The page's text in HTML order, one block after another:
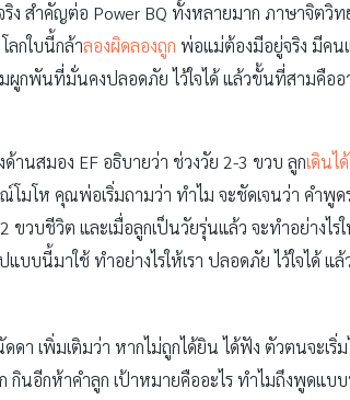
สำคัญต่อ Power BQ ทั้งหลายมาก ภาษาจิตวิทย
ลกใบนี้กล้าลองผิดลองถูก พ่อแม่ต้องมีอยู่จริง มีคน
ผูกพันที่มั่นคงปลอดภัย ไว้ใจได้ แล้วขั้นที่สามคื
นสมอง EF อธิบายว่า ช่วงวัย 2-3 ขวบ ลูกเดินได้
โมโห คุณพ่อเริ่มถามว่า ทำไม จะชัดเจนว่า คำ
ขวบชีวิต และเมื่อลูกเป็นวัยรุ่นแล้ว จะทำอย่างไร
บนี้มาใช้ ทำอย่างไรให้เรา ปลอดภัย ไว้ใจได้ แล้
ดา เพิ่มเติมว่า หากไม่ถูกได้ยิน ได้ฟัง ตัวตนจะ
กินอีกห้าคำลูก เป้าหมายคืออะไร ทำไมถึงพูดแบ